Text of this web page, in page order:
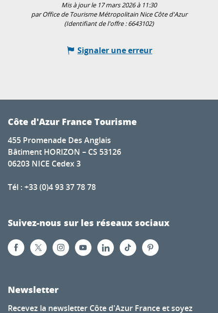
Mis à jour le 17 mars 2026 à 11:30
par Office de Tourisme Métropolitain Nice Côte d'Azur
(Identifiant de l'offre :6643102)
Signaler une erreur
Côte d'Azur France Tourisme
455 Promenade Des Anglais
Bâtiment HORIZON – CS 53126
06203 NICE Cedex 3
Tél : +33 (0)4 93 37 78 78
Suivez-nous sur les réseaux sociaux
Newsletter
Recevez la newsletter Côte d'Azur France et soyez